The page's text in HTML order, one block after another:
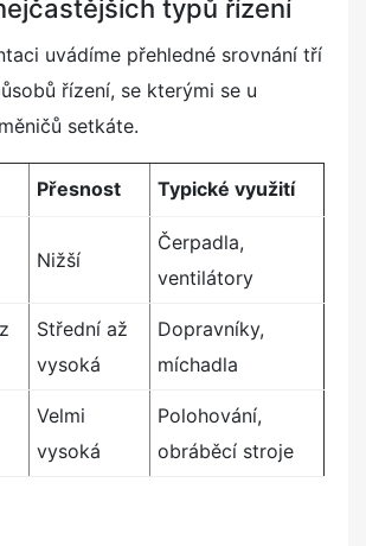
typů řízení
uvádíme přehledné srovnání tří
řízení, se kterými se u
setkáte.
Přesnost Typické využití
Nižší
Čerpadla,
ventilátory
Střední až
vysoká
Dopravníky,
míchadla
Velmi
vysoká
Polohování,
obráběcí stroje